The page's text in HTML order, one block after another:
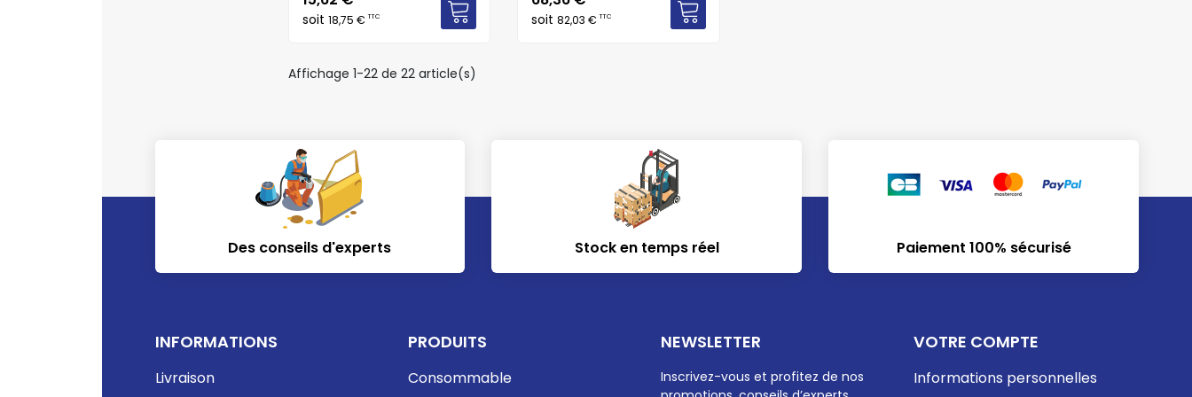
soit 18,75 €TTC soit82,03 €TTC
Affichage 1-22 de 22 article(s)
Des conseils d'experts Stock en temps réel Paiement 100% sécurisé
INFORMATIONS
Livraison
PRODUITS
Consommable
NEWSLETTER
Inscrivez-vous et profitez de nos
VOTRE COMPTE
Informations personnelles